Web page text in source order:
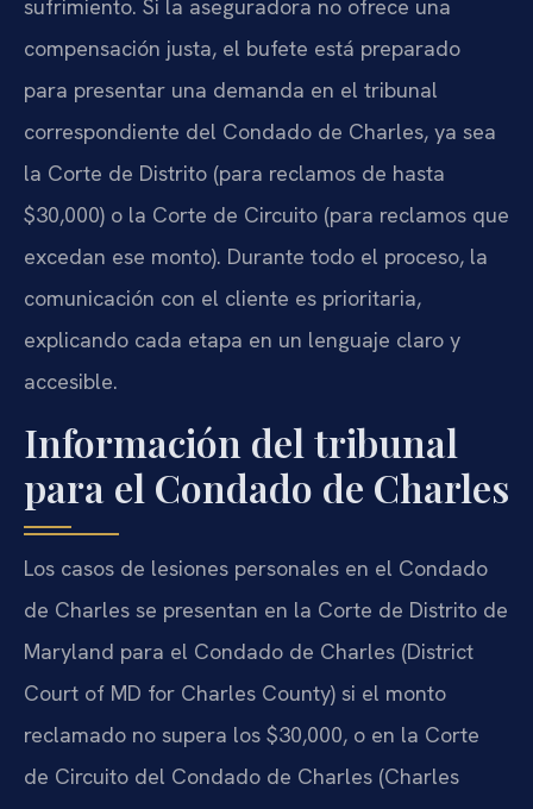
sufrimiento. Si la aseguradora no ofrece una
compensación justa, el bufete está preparado
para presentar una demanda en el tribunal
correspondiente del Condado de Charles, ya sea
la Corte de Distrito (para reclamos de hasta
$30,000) o la Corte de Circuito (para reclamos que
excedan ese monto). Durante todo el proceso, la
comunicación con el cliente es prioritaria,
explicando cada etapa en un lenguaje claro y
accesible.
Información del tribunal
para el Condado de Charles
Los casos de lesiones personales en el Condado
de Charles se presentan en la Corte de Distrito de
Maryland para el Condado de Charles (District
Court of MD for Charles County) si el monto
reclamado no supera los $30,000, o en la Corte
de Circuito del Condado de Charles (Charles